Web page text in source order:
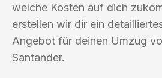
welche Kosten auf dich
erstellen wir dir ein
Angebot für deinen Umzug
Santander.